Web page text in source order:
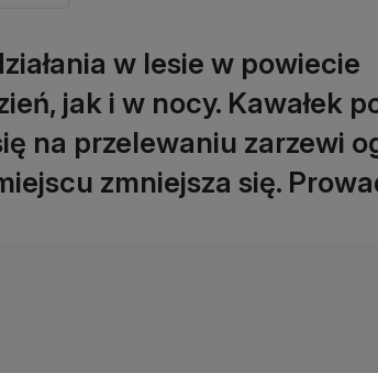
w lesie w powiecie
jak i w nocy. Kawałek
na przelewaniu zarzewi
zmniejsza się.